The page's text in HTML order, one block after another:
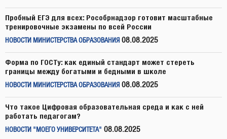
Пробный ЕГЭ для всех: Рособрнадзор готовит масштабные
тренировочные экзамены по всей России
НОВОСТИ МИНИСТЕРСТВА ОБРАЗОВАНИЯ 08.08.2025
Форма по ГОСТу: как единый стандарт может стереть
границы между богатыми и бедными в школе
НОВОСТИ МИНИСТЕРСТВА ОБРАЗОВАНИЯ 08.08.2025
Что такое Цифровая образовательная среда и как с ней
работать педагогам?
НОВОСТИ "МОЕГО УНИВЕРСИТЕТА" 08.08.2025